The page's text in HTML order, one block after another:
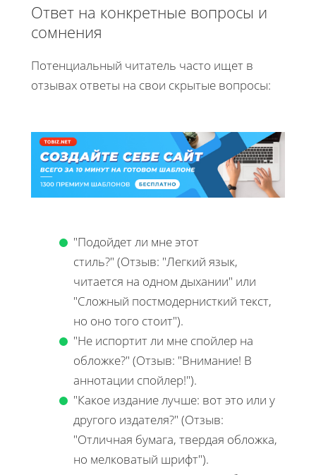
Ответ на конкретные вопросы и
сомнения
Потенциальный читатель часто ищет в
отзывах ответы на свои скрытые вопросы:
"Подойдет ли мне этот
стиль?" (Отзыв: "Легкий язык,
читается на одном дыхании" или
"Сложный постмодернисткий текст,
но оно того стоит").
"Не испортит ли мне спойлер на
обложке?" (Отзыв: "Внимание! В
аннотации спойлер!").
"Какое издание лучше: вот это или у
другого издателя?" (Отзыв:
"Отличная бумага, твердая обложка,
но мелковатый шрифт").